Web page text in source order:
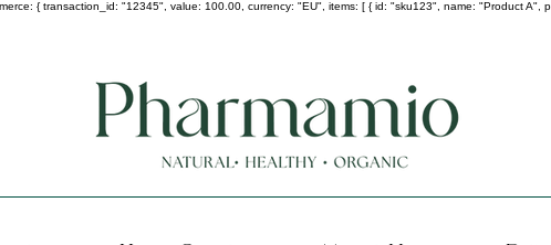
{ transaction_id: "12345", value: 100.00, currency: "EU", items: [ { id: "sku123", name: "Product A",